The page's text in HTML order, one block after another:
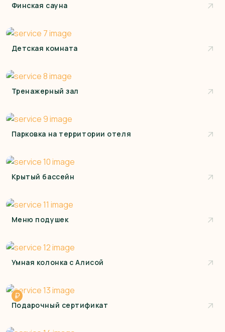
Финская сауна
Детская комната
Тренажерный зал
Парковка на территории отеля
Крытый бассейн
Меню подушек
Умная колонка с Алисой
Подарочный сертификат
₽